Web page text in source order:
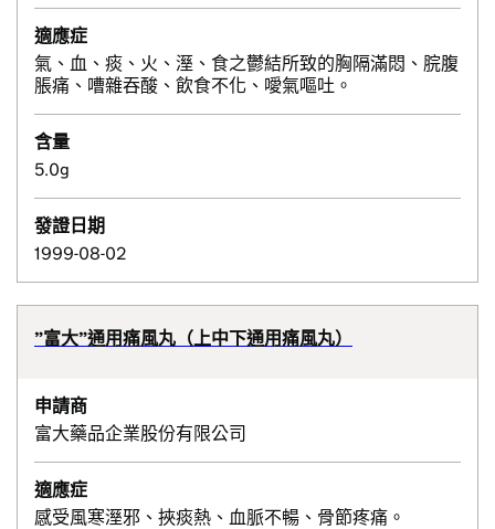
適應症
氣、血、痰、火、溼、食之鬱結所致的胸隔滿悶、脘腹
脹痛、嘈雜吞酸、飲食不化、噯氣嘔吐。
含量
5.0g
發證日期
1999-08-02
”富大”通用痛風丸（上中下通用痛風丸）
申請商
富大藥品企業股份有限公司
適應症
感受風寒溼邪、挾痰熱、血脈不暢、骨節疼痛。